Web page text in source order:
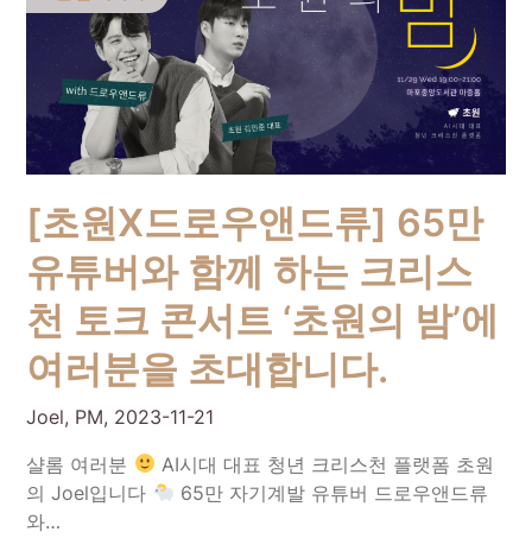
[초원X드로우앤드류] 65만
유튜버와 함께 하는 크리스
천 토크 콘서트 ‘초원의 밤’에
여러분을 초대합니다.
Joel, PM, 2023-11-21
샬롬 여러분
AI시대 대표 청년 크리스천 플랫폼 초원
의 Joel입니다
65만 자기계발 유튜버 드로우앤드류
와…